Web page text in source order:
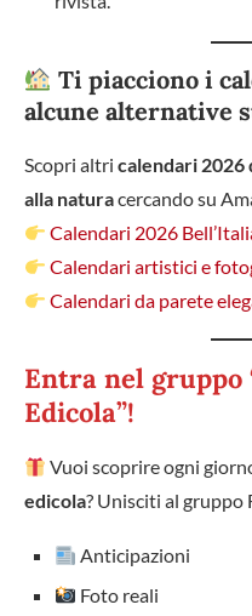
Ti piacciono i
alcune alternative
Scopri altri calendari 2026
alla naturacercando su
Calendari 2026
Calendari artistici e
Calendari da parete
Entra nel gruppo
Edicola”!
Vuoi scoprire ogni
edicola? Unisciti al gruppo
Anticipazioni
Foto reali